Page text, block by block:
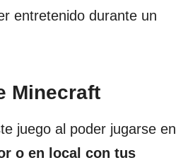
entretenido durante un
Minecraft
juego al poder jugarse en
o en local con tus